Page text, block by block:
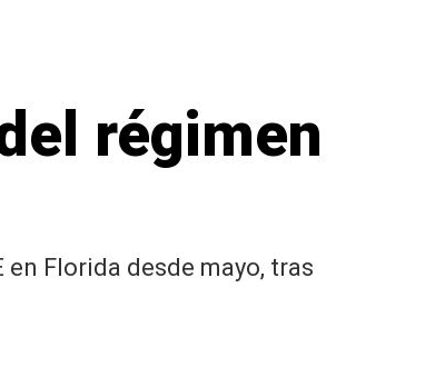
régimen
Florida desde mayo, tras